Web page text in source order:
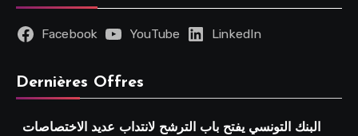
Facebook YouTube LinkedIn
Dernières Offres
البنك التونسي يفتح باب الترشح لانتداب عديد الاختصاصات